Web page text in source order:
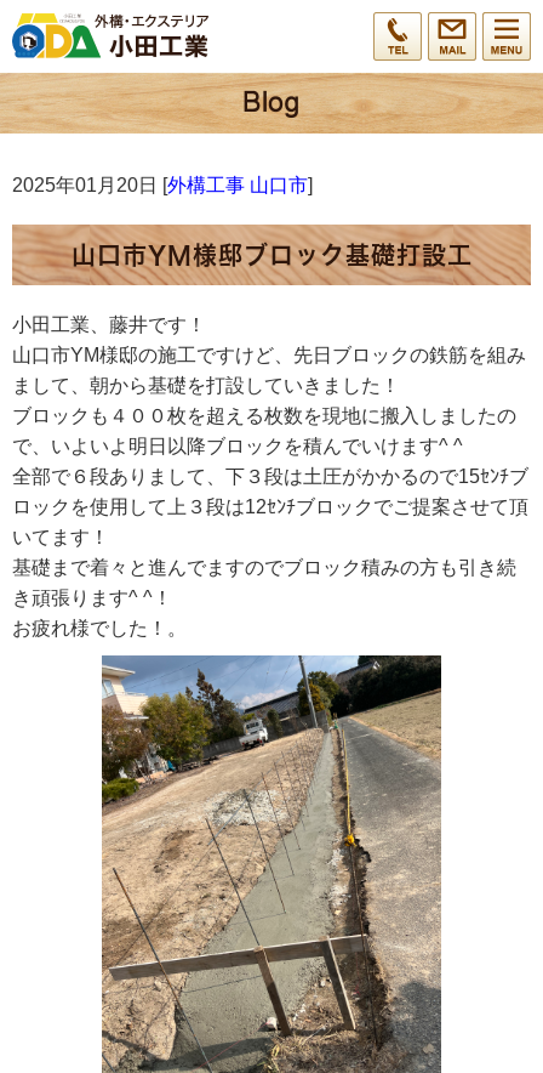
2025年01月20日 [外構工事 山口市]
山口市YM様邸ブロック基礎打設工
小田工業、藤井です！
山口市YM様邸の施工ですけど、先日ブロックの鉄筋を組み
まして、朝から基礎を打設していきました！
ブロックも４００枚を超える枚数を現地に搬入しましたの
で、いよいよ明日以降ブロックを積んでいけます^ ^
全部で６段ありまして、下３段は土圧がかかるので15ｾﾝﾁブ
ロックを使用して上３段は12ｾﾝﾁブロックでご提案させて頂
いてます！
基礎まで着々と進んでますのでブロック積みの方も引き続
き頑張ります^ ^！
お疲れ様でした！。